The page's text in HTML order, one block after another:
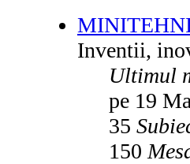
Inventii,
Ultimul
pe 19
35
150